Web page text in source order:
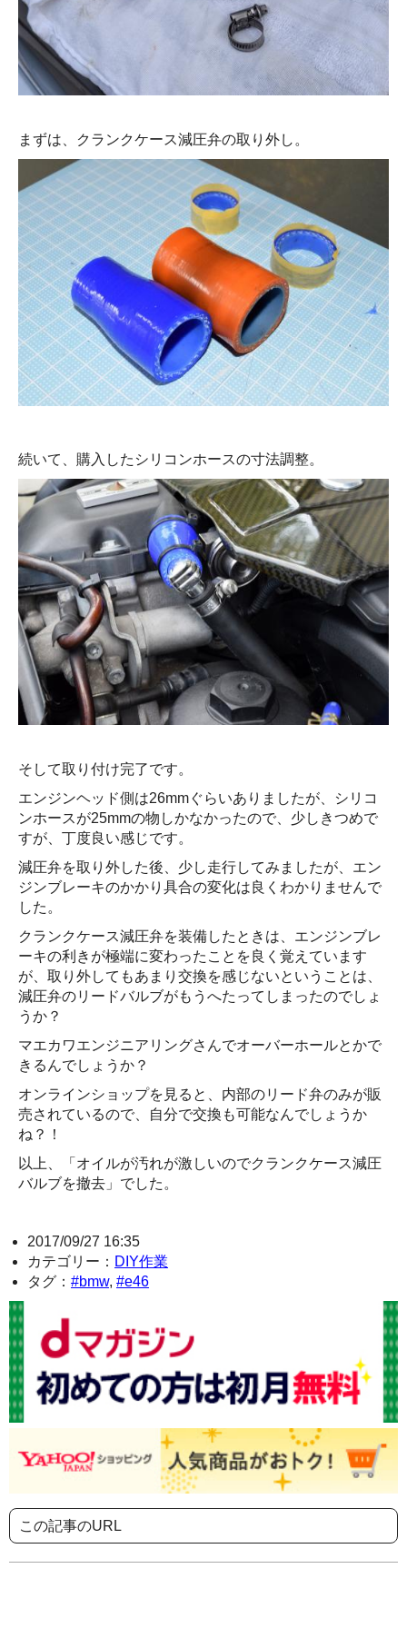
まずは、クランクケース減圧弁の取り外し。
続いて、購入したシリコンホースの寸法調整。
そして取り付け完了です。
エンジンヘッド側は26mmぐらいありましたが、シリコ
ンホースが25mmの物しかなかったので、少しきつめで
すが、丁度良い感じです。
減圧弁を取り外した後、少し走行してみましたが、エン
ジンブレーキのかかり具合の変化は良くわかりませんで
した。
クランクケース減圧弁を装備したときは、エンジンブレ
ーキの利きが極端に変わったことを良く覚えています
が、取り外してもあまり交換を感じないということは、
減圧弁のリードバルブがもうへたってしまったのでしょ
うか？
マエカワエンジニアリングさんでオーバーホールとかで
きるんでしょうか？
オンラインショップを見ると、内部のリード弁のみが販
売されているので、自分で交換も可能なんでしょうか
ね？！
以上、「オイルが汚れが激しいのでクランクケース減圧
バルブを撤去」でした。
2017/09/27 16:35
カテゴリー： DIY作業
タグ： #bmw, #e46
この記事のURL